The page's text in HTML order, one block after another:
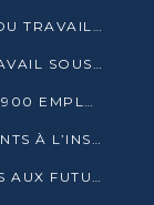
CONGO TERMINAL CÉLÈBRE LA FÊTE DU TRAVAIL AVEC SES COLLABORATEURS À POINTE-NOIRE
AGL CONGO CÉLÈBRE LA FÊTE DU TRAVAIL SOUS LE SIGNE DE LA COHÉSION
CONGO TERMINAL MOBILISE PLUS DE 900 EMPLOYÉS AUTOUR DE LA SÉCURITÉ AU TRAVAIL
RCM 2030 : DU RÉSEAU DE CONSULTANTS À L’INSTRUMENT DE PUISSANCE EN AFRIQUE FRANCOPHONE
CONGO TERMINAL OUVRE SES PORTES AUX FUTURS INGÉNIEURS AU FORUM DES MÉTIERS D’UCAC-ICAM